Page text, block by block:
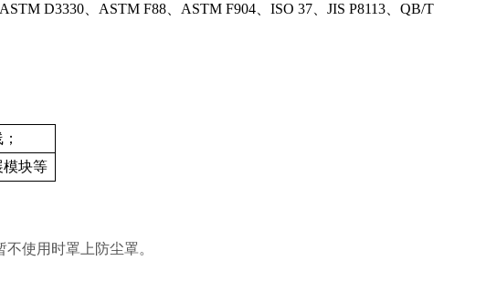
D3330、ASTM F88、ASTM F904、ISO 37、JIS P8113、QB/T
模块等
使用时罩上防尘罩。